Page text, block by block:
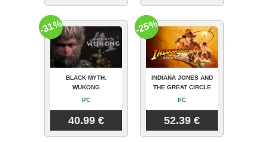
BLACK MYTH:
WUKONG
PC
40.99 €
-31%
INDIANA JONES AND
THE GREAT CIRCLE
PC
52.39 €
-25%